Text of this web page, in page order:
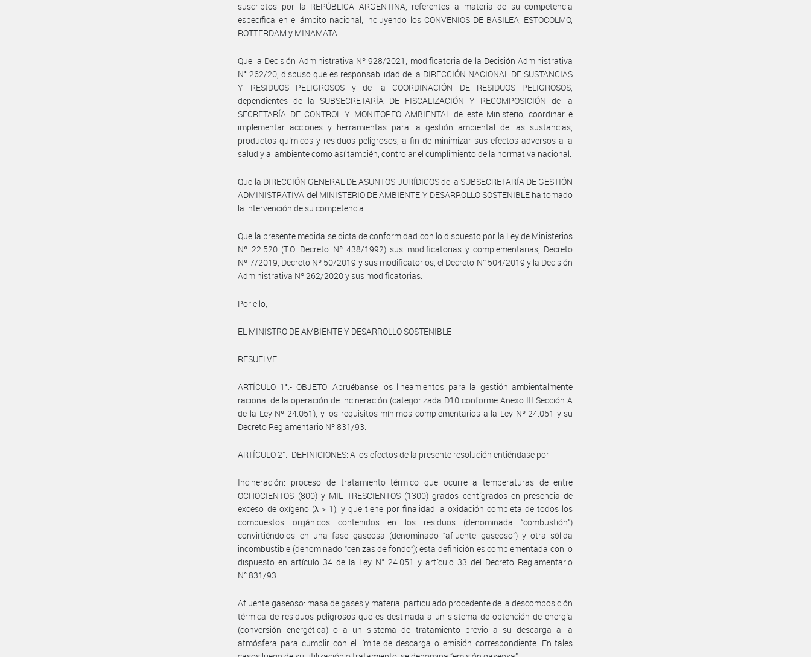
suscriptos por la REPÚBLICA ARGENTINA, referentes a materia de su competencia
específica en el ámbito nacional, incluyendo los CONVENIOS DE BASILEA, ESTOCOLMO,
ROTTERDAM y MINAMATA.
Que la Decisión Administrativa Nº 928/2021, modificatoria de la Decisión Administrativa
N° 262/20, dispuso que es responsabilidad de la DIRECCIÓN NACIONAL DE SUSTANCIAS
Y RESIDUOS PELIGROSOS y de la COORDINACIÓN DE RESIDUOS PELIGROSOS,
dependientes de la SUBSECRETARÍA DE FISCALIZACIÓN Y RECOMPOSICIÓN de la
SECRETARÍA DE CONTROL Y MONITOREO AMBIENTAL de este Ministerio, coordinar e
implementar acciones y herramientas para la gestión ambiental de las sustancias,
productos químicos y residuos peligrosos, a fin de minimizar sus efectos adversos a la
salud y al ambiente como así también, controlar el cumplimiento de la normativa nacional.
Que la DIRECCIÓN GENERAL DE ASUNTOS JURÍDICOS de la SUBSECRETARÍA DE GESTIÓN
ADMINISTRATIVA del MINISTERIO DE AMBIENTE Y DESARROLLO SOSTENIBLE ha tomado
la intervención de su competencia.
Que la presente medida se dicta de conformidad con lo dispuesto por la Ley de Ministerios
Nº 22.520 (T.O. Decreto Nº 438/1992) sus modificatorias y complementarias, Decreto
Nº 7/2019, Decreto Nº 50/2019 y sus modificatorios, el Decreto N° 504/2019 y la Decisión
Administrativa Nº 262/2020 y sus modificatorias.
Por ello,
EL MINISTRO DE AMBIENTE Y DESARROLLO SOSTENIBLE
RESUELVE:
ARTÍCULO 1°.- OBJETO: Apruébanse los lineamientos para la gestión ambientalmente
racional de la operación de incineración (categorizada D10 conforme Anexo III Sección A
de la Ley Nº 24.051), y los requisitos mínimos complementarios a la Ley Nº 24.051 y su
Decreto Reglamentario Nº 831/93.
ARTÍCULO 2°.- DEFINICIONES: A los efectos de la presente resolución entiéndase por:
Incineración: proceso de tratamiento térmico que ocurre a temperaturas de entre
OCHOCIENTOS (800) y MIL TRESCIENTOS (1300) grados centígrados en presencia de
exceso de oxígeno (λ > 1), y que tiene por finalidad la oxidación completa de todos los
compuestos orgánicos contenidos en los residuos (denominada “combustión”)
convirtiéndolos en una fase gaseosa (denominado “afluente gaseoso”) y otra sólida
incombustible (denominado “cenizas de fondo”); esta definición es complementada con lo
dispuesto en artículo 34 de la Ley N° 24.051 y artículo 33 del Decreto Reglamentario
N° 831/93.
Afluente gaseoso: masa de gases y material particulado procedente de la descomposición
térmica de residuos peligrosos que es destinada a un sistema de obtención de energía
(conversión energética) o a un sistema de tratamiento previo a su descarga a la
atmósfera para cumplir con el límite de descarga o emisión correspondiente. En tales